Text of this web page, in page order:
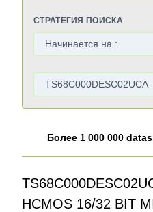
СТРАТЕГИЯ ПОИСКА
Более 1 000 000
HCMOS 16/32 BIT